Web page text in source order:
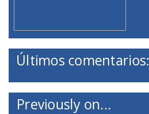
Últimos comentarios:
Previously on...